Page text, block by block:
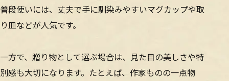
普段使いには、丈夫で手に馴染みやすいマグカップや取
り皿などが人気です。
一方で、贈り物として選ぶ場合は、見た目の美しさや特
別感も大切になります。たとえば、作家ものの一点物